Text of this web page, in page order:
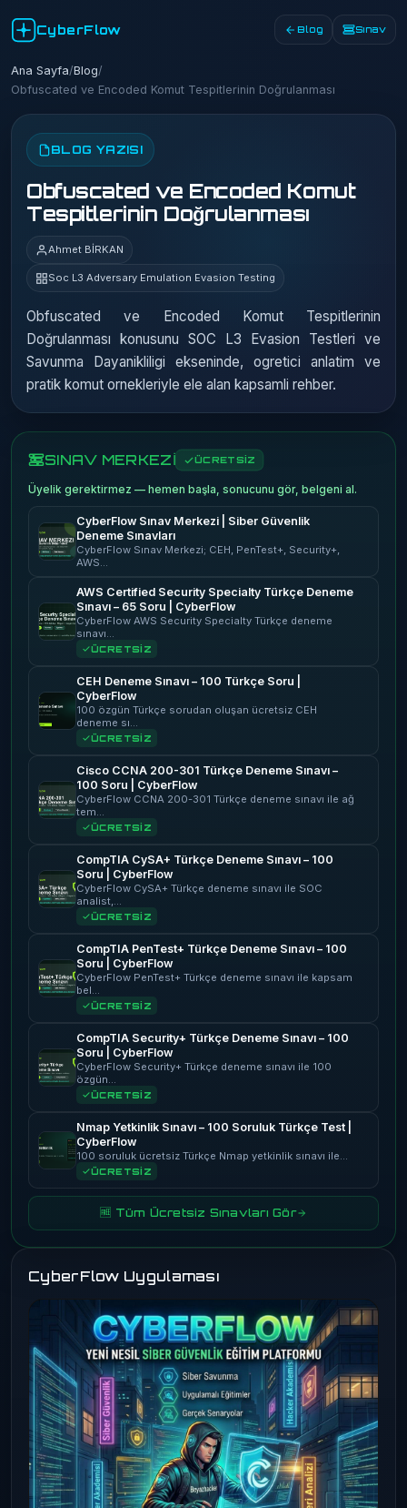
CyberFlow Blog Sınav
Ana Sayfa/Blog/
Obfuscated ve Encoded Komut Tespitlerinin Doğrulanması
BLOG YAZISI
Obfuscated ve Encoded Komut
Tespitlerinin Doğrulanması
Ahmet BİRKAN
Soc L3 Adversary Emulation Evasion Testing
Obfuscated ve Encoded Komut Tespitlerinin
Doğrulanması konusunu SOC L3 Evasion Testleri ve
Savunma Dayanikliligi ekseninde, ogretici anlatim ve
pratik komut ornekleriyle ele alan kapsamli rehber.
SINAV MERKEZİ ÜCRETSİZ
Üyelik gerektirmez — hemen başla, sonucunu gör, belgeni al.
CyberFlow Sınav Merkezi | Siber Güvenlik
Deneme Sınavları
CyberFlow Sınav Merkezi; CEH, PenTest+, Security+,
AWS…
AWS Certified Security Specialty Türkçe Deneme
Sınavı – 65 Soru | CyberFlow
CyberFlow AWS Security Specialty Türkçe deneme
sınavı…
ÜCRETSİZ
CEH Deneme Sınavı – 100 Türkçe Soru |
CyberFlow
100 özgün Türkçe sorudan oluşan ücretsiz CEH
deneme sı…
ÜCRETSİZ
Cisco CCNA 200-301 Türkçe Deneme Sınavı –
100 Soru | CyberFlow
CyberFlow CCNA 200-301 Türkçe deneme sınavı ile ağ
tem…
ÜCRETSİZ
CompTIA CySA+ Türkçe Deneme Sınavı – 100
Soru | CyberFlow
CyberFlow CySA+ Türkçe deneme sınavı ile SOC
analist,…
ÜCRETSİZ
CompTIA PenTest+ Türkçe Deneme Sınavı – 100
Soru | CyberFlow
CyberFlow PenTest+ Türkçe deneme sınavı ile kapsam
bel…
ÜCRETSİZ
CompTIA Security+ Türkçe Deneme Sınavı – 100
Soru | CyberFlow
CyberFlow Security+ Türkçe deneme sınavı ile 100
özgün…
ÜCRETSİZ
Nmap Yetkinlik Sınavı – 100 Soruluk Türkçe Test |
CyberFlow
100 soruluk ücretsiz Türkçe Nmap yetkinlik sınavı ile…
ÜCRETSİZ
🆓 Tüm Ücretsiz Sınavları Gör
CyberFlow Uygulaması